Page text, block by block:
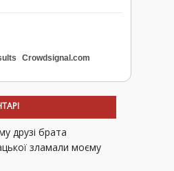
Crowdsignal.com
друзі брата
зламали моєму